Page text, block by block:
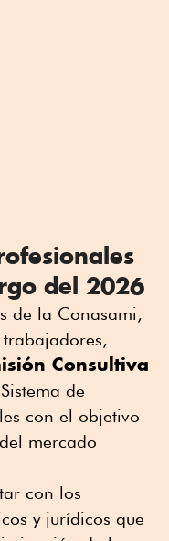
del 2026
de la Conasami,
Consultiva
de
con el objetivo
mercado
con los
y jurídicos que